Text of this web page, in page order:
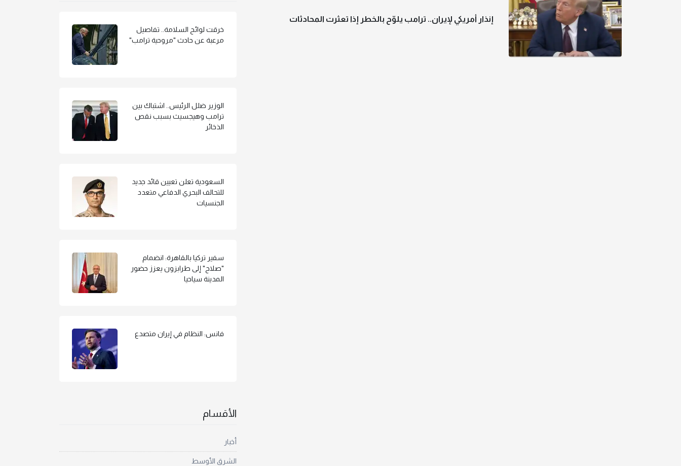
إنذار أمريكي لإيران.. ترامب يلوّح بالخطر إذا تعثرت المحادثات
خرقت لوائح السلامة.. تفاصيل
مرعبة عن حادث "مروحية ترامب"
الوزير ضلل الرئيس.. اشتباك بين
ترامب وهيجسيث بسبب نقص
الذخائر
السعودية تعلن تعيين قائد جديد
للتحالف البحري الدفاعي متعدد
الجنسيات
سفير تركيا بالقاهرة: انضمام
"صلاح" إلى طرابزون يعزز حضور
المدينة سياحيا
فانس: النظام في إيران متصدع
الأقسام
أخبار
الشرق الأوسط